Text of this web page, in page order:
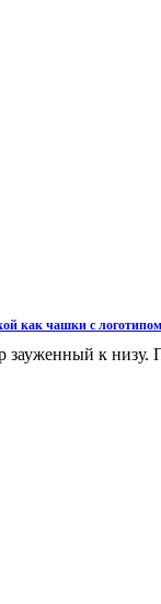
как чашки с
к низу.